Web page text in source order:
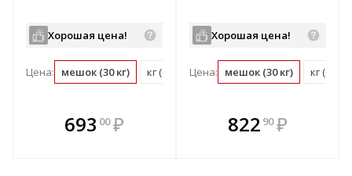
Хорошая цена!
Цена: мешок (30 кг) кг (0.03 мешок)
693 00 ₽
В комплекте
всегда выгоднее!
Хорошая цена!
Цена: мешок (30 кг) кг (0.03
В комплекте
всегда выгоднее!
822 90 ₽